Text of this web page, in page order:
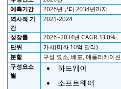
예측기간
2026년부터 2034년까지
역사적 기
간
2021-2024
성장률
2026~2034년 CAGR 33.0%
단위
가치(미화 10억 달러)
분할
구성 요소, 배포, 애플리케이
구성요소
별
하드웨어
소프트웨어